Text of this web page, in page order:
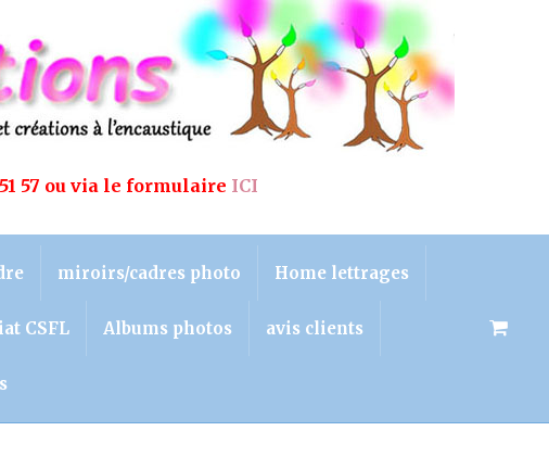
57 ou via le formulaire ICI
miroirs/cadres photo Home lettrages
CSFL Albums photos avis clients